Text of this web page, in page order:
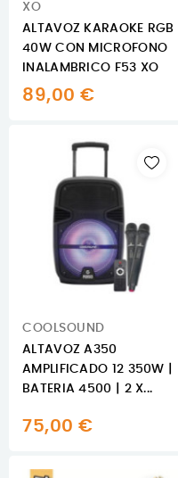
XO
ALTAVOZ KARAOKE RGB
40W CON MICROFONO
INALAMBRICO F53 XO
89,00 €
COOLSOUND
ALTAVOZ A350
AMPLIFICADO 12 350W |
BATERIA 4500 | 2 X...
75,00 €